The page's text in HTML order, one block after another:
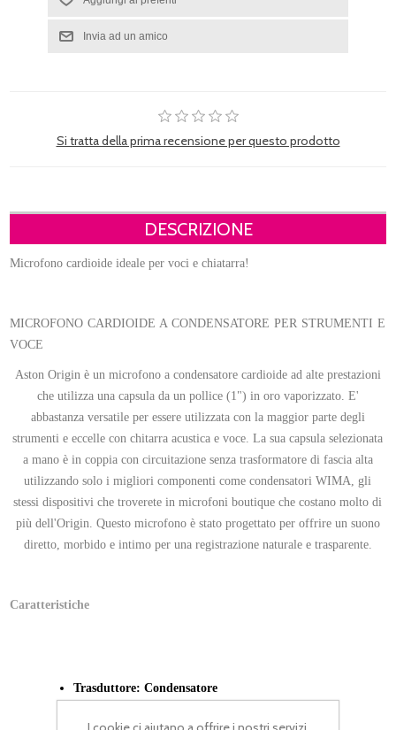
Si tratta della prima recensione per questo prodotto
DESCRIZIONE
Microfono cardioide ideale per voci e chiatarra!
MICROFONO CARDIOIDE A CONDENSATORE PER STRUMENTI E
VOCE
Aston Origin è un microfono a condensatore cardioide ad alte prestazioni
che utilizza una capsula da un pollice (1") in oro vaporizzato. E'
abbastanza versatile per essere utilizzata con la maggior parte degli
strumenti e eccelle con chitarra acustica e voce. La sua capsula selezionata
a mano è in coppia con circuitazione senza trasformatore di fascia alta
utilizzando solo i migliori componenti come condensatori WIMA, gli
stessi dispositivi che troverete in microfoni boutique che costano molto di
più dell'Origin. Questo microfono è stato progettato per offrire un suono
diretto, morbido e intimo per una registrazione naturale e trasparente.
Caratteristiche
Trasduttore: Condensatore